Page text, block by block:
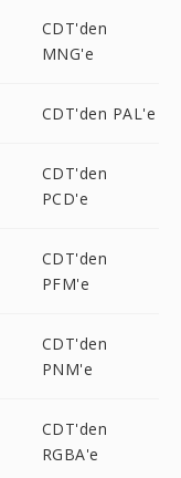
CDT'den
MNG'e
CDT'den PAL'e
CDT'den
PCD'e
CDT'den
PFM'e
CDT'den
PNM'e
CDT'den
RGBA'e